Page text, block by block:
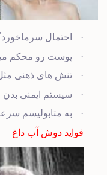
·
احتمال
·
پوست رو محکم
·
تنش های ذهنی
·
سیستم ایمنی بدن
·
به متابولیسم
فواید دوش آب داغ